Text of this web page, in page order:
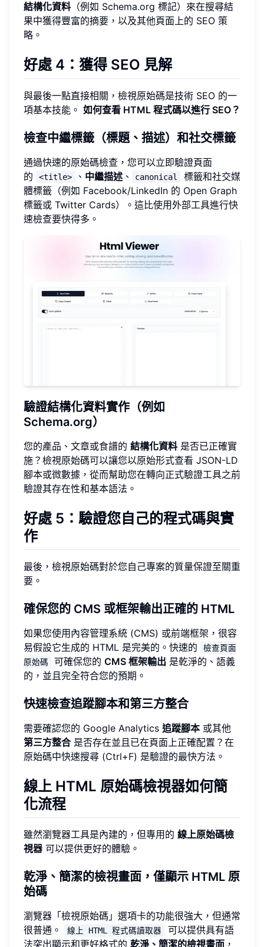
結構化資料 （例如 Schema.org 標記）來在搜尋結
果中獲得豐富的摘要，以及其他頁面上的 SEO 策
略。
好處 4：獲得 SEO 見解
與最後一點直接相關，檢視原始碼是技術 SEO 的一
項基本技能。 如何查看 HTML 程式碼以進行 SEO？
檢查中繼標籤（標題、描述）和社交標籤
通過快速的原始碼檢查，您可以立即驗證頁面
的
<title> 、 中繼描述、 canonical
標籤和社交媒
體標籤（例如 Facebook/LinkedIn 的 Open Graph
標籤或 Twitter Cards）。這比使用外部工具進行快
速檢查要快得多。
驗證結構化資料實作（例如
Schema.org）
您的產品、文章或食譜的 結構化資料 是否已正確實
施？檢視原始碼可以讓您以原始形式查看 JSON-LD
腳本或微數據，從而幫助您在轉向正式驗證工具之前
驗證其存在性和基本語法。
好處 5：驗證您自己的程式碼與實
作
最後，檢視原始碼對於您自己專案的質量保證至關重
要。
確保您的 CMS 或框架輸出正確的 HTML
如果您使用內容管理系統 (CMS) 或前端框架，很容
易假設它生成的 HTML 是完美的。快速的
檢查頁面
原始碼
可確保您的CMS 框架輸出 是乾淨的、語義
的，並且完全符合您的預期。
快速檢查追蹤腳本和第三方整合
需要確認您的 Google Analytics 追蹤腳本或其他
第三方整合 是否存在並且已在頁面上正確配置？在
原始碼中快速搜尋 (Ctrl+F) 是驗證的最快方法。
線上 HTML 原始碼檢視器如何簡
化流程
雖然瀏覽器工具是內建的，但專用的 線上原始碼檢
視器 可以提供更好的體驗。
乾淨、簡潔的檢視畫面，僅顯示 HTML 原
始碼
瀏覽器「檢視原始碼」選項卡的功能很強大，但通常
很普通。
線上 HTML 程式碼讀取器
可以提供具有語
法突出顯示和更好格式的 乾淨、簡潔的檢視畫面 ，